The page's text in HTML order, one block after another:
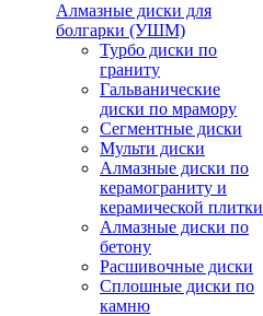
Алмазные диски для
болгарки (УШМ)
Турбо диски по
граниту
Гальванические
диски по мрамору
Сегментные диски
Мульти диски
Алмазные диски по
керамограниту и
керамической плитки
Алмазные диски по
бетону
Расшивочные диски
Сплошные диски по
камню